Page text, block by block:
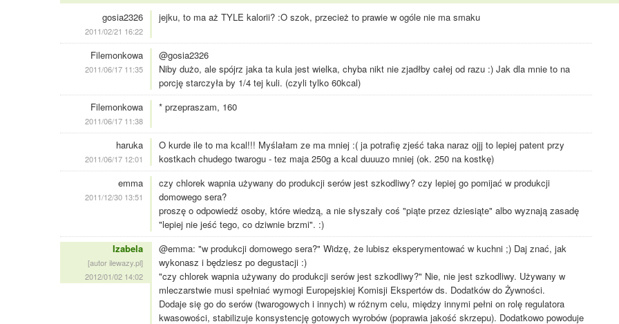
gosia2326
2011/02/21 16:22
jejku, to ma aż TYLE kalorii? :O szok, przecież to prawie w ogóle nie ma smaku
Filemonkowa
2011/06/17 11:35
@gosia2326
Niby dużo, ale spójrz jaka ta kula jest wielka, chyba nikt nie zjadłby całej od razu :) Jak dla mnie to na
porcję starczyła by 1/4 tej kuli. (czyli tylko 60kcal)
Filemonkowa
2011/06/17 11:38
* przepraszam, 160
haruka
2011/06/17 12:01
O kurde ile to ma kcal!!! Myślałam ze ma mniej :( ja potrafię zjeść taka naraz ojjj to lepiej patent przy
kostkach chudego twarogu - tez maja 250g a kcal duuuzo mniej (ok. 250 na kostkę)
emma
2011/12/30 13:51
czy chlorek wapnia używany do produkcji serów jest szkodliwy? czy lepiej go pomijać w produkcji
domowego sera?
proszę o odpowiedź osoby, które wiedzą, a nie słyszały coś "piąte przez dziesiąte" albo wyznają zasadę
"lepiej nie jeść tego, co dziwnie brzmi". :)
Izabela
[autor ilewazy.pl]
2012/01/02 14:02
@emma: "w produkcji domowego sera?" Widzę, że lubisz eksperymentować w kuchni ;) Daj znać, jak
wykonasz i będziesz po degustacji :)
"czy chlorek wapnia używany do produkcji serów jest szkodliwy?" Nie, nie jest szkodliwy. Używany w
mleczarstwie musi spełniać wymogi Europejskiej Komisji Ekspertów ds. Dodatków do Żywności.
Dodaje się go do serów (twarogowych i innych) w różnym celu, między innymi pełni on rolę regulatora
kwasowości, stabilizuje konsystencję gotowych wyrobów (poprawia jakość skrzepu). Dodatkowo powoduje